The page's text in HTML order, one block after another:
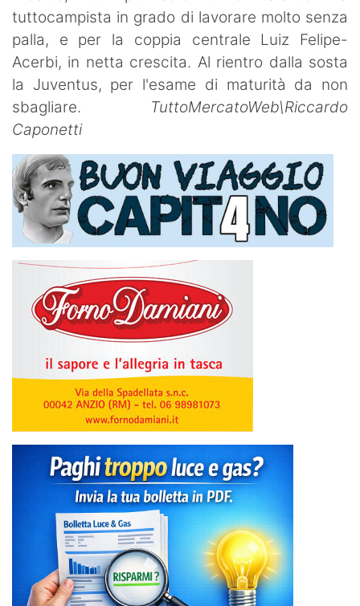
tuttocampista in grado di lavorare molto senza
palla, e per la coppia centrale Luiz Felipe-
Acerbi, in netta crescita. Al rientro dalla sosta
la Juventus, per l'esame di maturità da non
sbagliare. TuttoMercatoWeb\Riccardo
Caponetti